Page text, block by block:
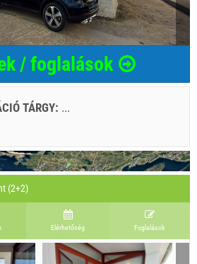
/ foglalások
TÁRGY: ...
(2+2)
Elérhetőség Foglalások